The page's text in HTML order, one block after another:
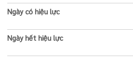
Ngày có hiệu lực
Ngày hết hiệu lực